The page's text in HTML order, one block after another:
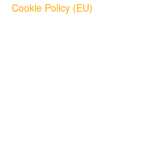
Cookie Policy (EU)